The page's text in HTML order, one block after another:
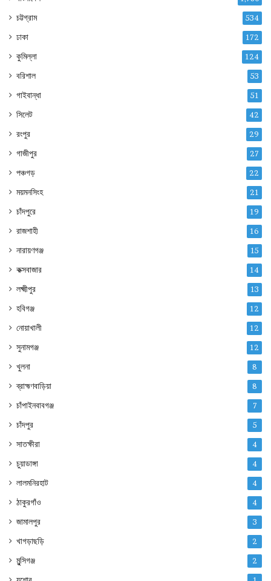
চট্টগ্রাম 534
ঢাকা 172
কুমিল্লা 124
বরিশাল 53
গাইবান্ধা 51
সিলেট 42
রংপুর 29
গাজীপুর 27
পঞ্চগড় 22
ময়মনসিংহ 21
চাঁদপুরে 19
রাজশাহী 16
নারায়ণগঞ্জ 15
কক্সবাজার 14
লক্ষ্মীপুর 13
হবিগঞ্জ 12
নোয়াখালী 12
সুনামগঞ্জ 12
খুলনা 8
ব্রাহ্মণবাড়িয়া 8
চাঁপাইনবাবগঞ্জ 7
চাঁদপুর 5
সাতক্ষীরা 4
চুয়াডাঙ্গা 4
লালমনিরহাট 4
ঠাকুরগাঁও 4
জামালপুর 3
খাগড়াছড়ি 2
মুন্সিগঞ্জ 2